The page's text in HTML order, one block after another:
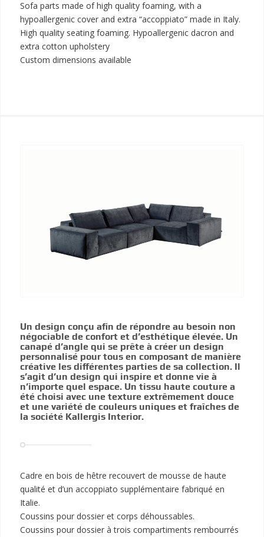
Sofa parts made of high quality foaming, with a
hypoallergenic cover and extra “accoppiato” made in Italy.
High quality seating foaming. Hypoallergenic dacron and
extra cotton upholstery
Custom dimensions available
Un design conçu afin de répondre au besoin non
négociable de confort et d’esthétique élevée. Un
canapé d’angle qui se prête à créer un design
personnalisé pour tous en composant de manière
créative les différentes parties de sa collection. Il
s’agit d’un design qui inspire et donne vie à
n’importe quel espace. Un tissu haute couture a
été choisi avec une texture extrêmement douce
et une variété de couleurs uniques et fraîches de
la société Kallergis Interior.
Cadre en bois de hêtre recouvert de mousse de haute
qualité et d’un accoppiato supplémentaire fabriqué en
Italie.
Coussins pour dossier et corps déhoussables.
Coussins pour dossier à trois compartiments rembourrés